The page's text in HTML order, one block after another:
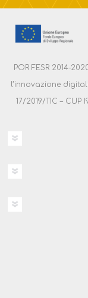
POR FESR 2014-
l’innovazione
17/2019/TIC –